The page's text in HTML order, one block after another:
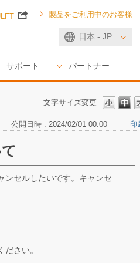
日本 - JP
サポート パートナー
製品をご利用中のお客様
文字サイズ変更
公開日時 : 2024/02/01 00:00 印
ンセルしたいです。キャンセ
さい。